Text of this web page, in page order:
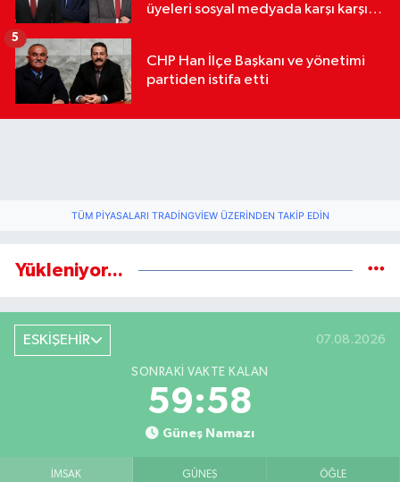
üyeleri sosyal medyada karşı karşıya
CHP Han İlçe Başkanı ve yönetimi
partiden istifa etti
5
TÜM PIYASALARI TRADINGVIEW ÜZERINDEN TAKIP EDIN
Yükleniyor...
ESKİŞEHİR 07.08.2026
SONRAKI VAKTE KALAN
59:58
Güneş Namazı
İMSAK GÜNEŞ ÖĞLE